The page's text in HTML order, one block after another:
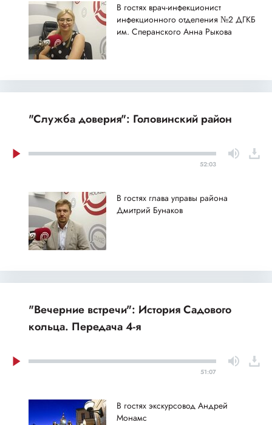
В гостях врач-инфекционист
инфекционного отделения №2 ДГКБ
им. Сперанского Анна Рыкова
"Служба доверия": Головинский район
52:03
В гостях глава управы района
Дмитрий Бунаков
"Вечерние встречи": История Садового
кольца. Передача 4-я
51:07
В гостях экскурсовод Андрей
Монамс